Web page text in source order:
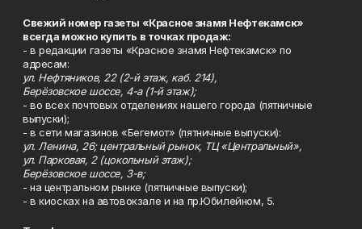
Свежий номер газеты «Красное знамя Нефтекамск»
всегда можно купить в точках продаж:
- в редакции газеты «Красное знамя Нефтекамск» по
адресам:
ул. Нефтяников, 22 (2-й этаж, каб. 214),
Берёзовское шоссе, 4-а (1-й этаж);
- во всех почтовых отделениях нашего города (пятничные
выпуски);
- в сети магазинов «Бегемот» (пятничные выпуски):
ул. Ленина, 26; центральный рынок, ТЦ «Центральный»,
ул. Парковая, 2 (цокольный этаж);
Берёзовское шоссе, 3-в;
- на центральном рынке (пятничные выпуски);
- в киосках на автовокзале и на пр.Юбилейном, 5.